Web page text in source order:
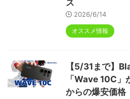
ス
2026/6/14
オススメ情報
【5/31まで】
「Wave 10C」
からの爆安価格